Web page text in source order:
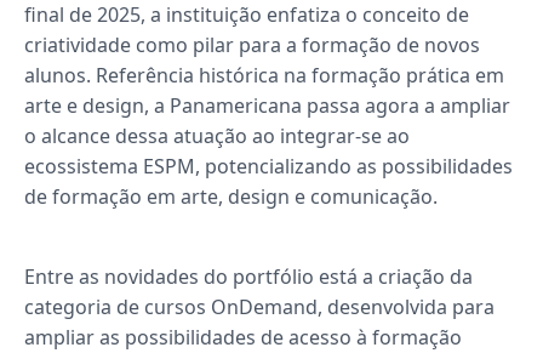
final de 2025, a instituição enfatiza o conceito de
criatividade como pilar para a formação de novos
alunos. Referência histórica na formação prática em
arte e design, a Panamericana passa agora a ampliar
o alcance dessa atuação ao integrar-se ao
ecossistema ESPM, potencializando as possibilidades
de formação em arte, design e comunicação.
Entre as novidades do portfólio está a criação da
categoria de cursos OnDemand, desenvolvida para
ampliar as possibilidades de acesso à formação